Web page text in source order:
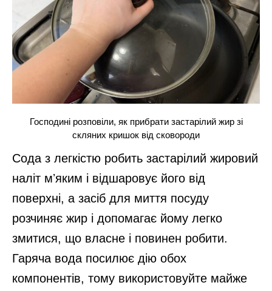
Господині розповіли, як прибрати застарілий жир зі
скляних кришок від сковороди
Сода з легкістю робить застарілий жировий
наліт мʼяким і відшаровує його від
поверхні, а засіб для миття посуду
розчиняє жир і допомагає йому легко
змитися, що власне і повинен робити.
Гаряча вода посилює дію обох
компонентів, тому використовуйте майже